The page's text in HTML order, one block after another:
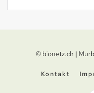
© bionetz.ch |
Kontakt